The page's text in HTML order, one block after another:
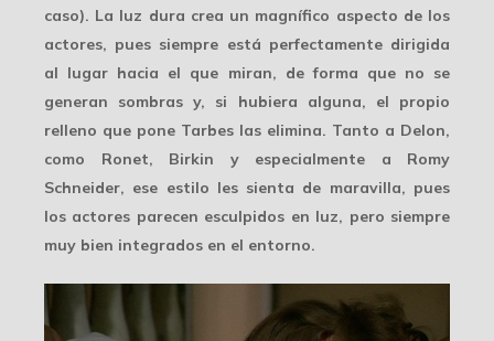
caso). La luz dura crea un magnífico aspecto de los
actores, pues siempre está perfectamente dirigida
al lugar hacia el que miran, de forma que no se
generan sombras y, si hubiera alguna, el propio
relleno que pone Tarbes las elimina. Tanto a Delon,
como Ronet, Birkin y especialmente a Romy
Schneider, ese estilo les sienta de maravilla, pues
los actores parecen esculpidos en luz, pero siempre
muy bien integrados en el entorno.